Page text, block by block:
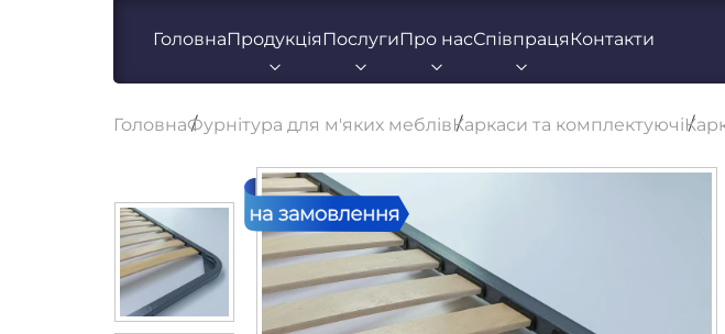
ГоловнаПродукція ПослугиПро насСпівпраця Контакти
ГоловнаФурнітура для м'яких меблівКаркаси та комплектуючі